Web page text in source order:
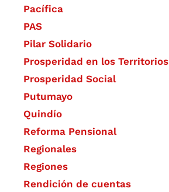
Pacífica
PAS
Pilar Solidario
Prosperidad en los Territorios
Prosperidad Social
Putumayo
Quindío
Reforma Pensional
Regionales
Regiones
Rendición de cuentas